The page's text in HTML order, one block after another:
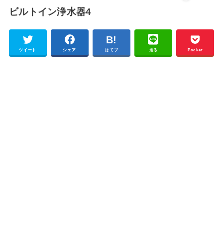
ビルトイン浄水器4
ツイート シェア はてブ 送る Pocket